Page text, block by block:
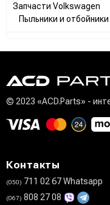
Запчасти Volkswagen
Пыльники и
© 2023 «ACD.Parts» -
Контакты
(050) 711 02 67 Whatsapp
(067) 808 27 08